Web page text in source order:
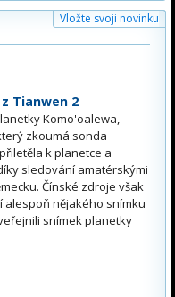
Vložte svoji novinku
Tianwen 2
Komo'oalewa,
zkoumá sonda
k planetce a
sledování amatérskými
Čínské zdroje však
alespoň nějakého snímku
snímek planetky